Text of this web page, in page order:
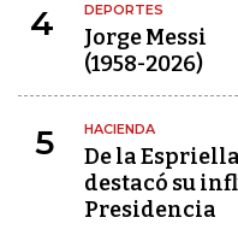
4 DEPORTES
Jorge Messi
(1958-2026)
5 HACIENDA
De la
destacó su
Presidencia